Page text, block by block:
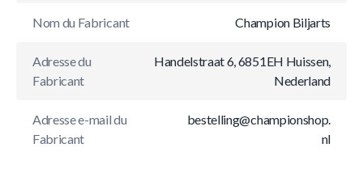
Nom du Fabricant Champion Biljarts
Adresse du
Fabricant
Handelstraat 6, 6851EH Huissen,
Nederland
Adresse e-mail du
Fabricant
bestelling@championshop.
nl